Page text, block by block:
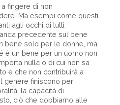
fingere di non
Ma esempi come questi
agli occhi di tutti.
precedente sul bene
bene solo per le donne, ma
è un bene per un uomo non
nulla o di cui non sa
e che non contribuirà a
genere finiscono per
la capacità di
ciò che dobbiamo alle